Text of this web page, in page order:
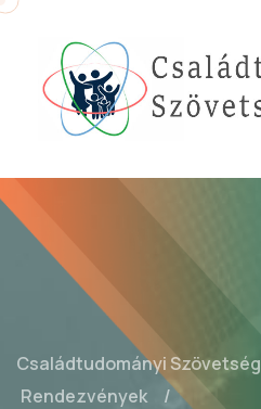
Családtudományi Szövetség
Rendezvények